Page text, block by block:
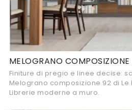
MELOGRANO
Finiture di pregio e linee decise:
Melograno composizione 92 di
Librerie moderne a muro.